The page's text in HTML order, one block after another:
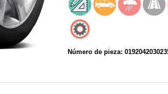
Número de pieza: